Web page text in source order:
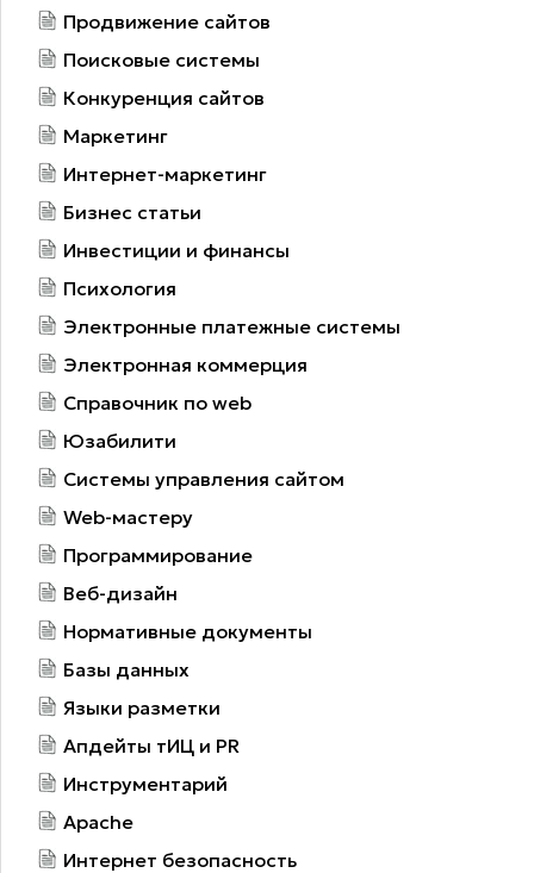
Продвижение сайтов
Поисковые системы
Конкуренция сайтов
Маркетинг
Интернет-маркетинг
Бизнес статьи
Инвестиции и финансы
Психология
Электронные платежные системы
Электронная коммерция
Справочник по web
Юзабилити
Системы управления сайтом
Web-мастеру
Программирование
Веб-дизайн
Нормативные документы
Базы данных
Языки разметки
Апдейты тИЦ и PR
Инструментарий
Apache
Интернет безопасность